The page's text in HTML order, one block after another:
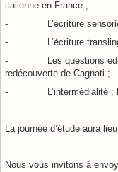
italienne en France ;
- L’écriture sensorielle
- L’écriture translingue
- Les questions
redécouverte de Cagnati ;
- L’intermédialité :
La journée d’étude aura
Nous vous invitons à